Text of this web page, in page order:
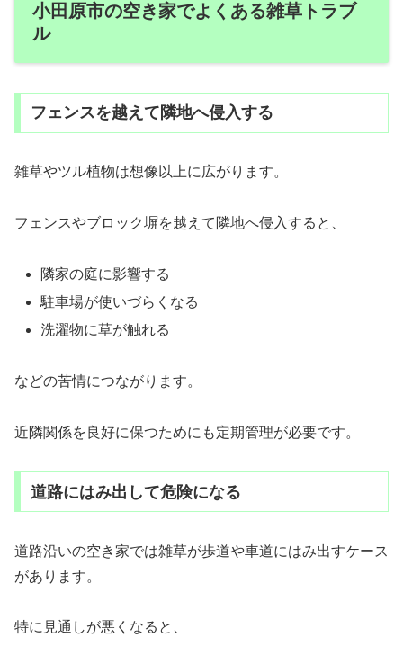
小田原市の空き家でよくある雑草トラブ
ル
フェンスを越えて隣地へ侵入する
雑草やツル植物は想像以上に広がります。
フェンスやブロック塀を越えて隣地へ侵入すると、
隣家の庭に影響する
駐車場が使いづらくなる
洗濯物に草が触れる
などの苦情につながります。
近隣関係を良好に保つためにも定期管理が必要です。
道路にはみ出して危険になる
道路沿いの空き家では雑草が歩道や車道にはみ出すケース
があります。
特に見通しが悪くなると、